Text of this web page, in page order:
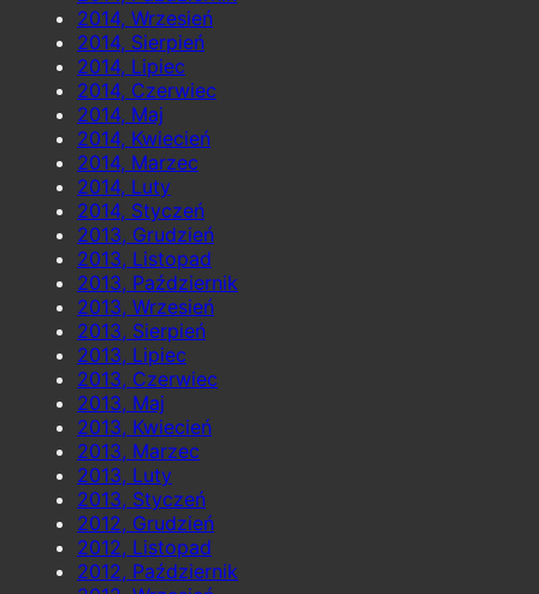
2014, Wrzesień
2014, Sierpień
2014, Lipiec
2014, Czerwiec
2014, Maj
2014, Kwiecień
2014, Marzec
2014, Luty
2014, Styczeń
2013, Grudzień
2013, Listopad
2013, Październik
2013, Wrzesień
2013, Sierpień
2013, Lipiec
2013, Czerwiec
2013, Maj
2013, Kwiecień
2013, Marzec
2013, Luty
2013, Styczeń
2012, Grudzień
2012, Listopad
2012, Październik